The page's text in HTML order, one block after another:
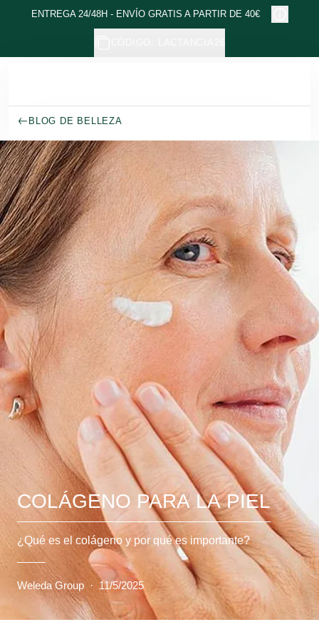
Ir al contenido principal
ENTREGA 24/48H - ENVÍO GRATIS A PARTIR DE 40€
BLOG DE BELLEZA
COLÁGENO PARA LA PIEL
¿Qué es el colágeno y por qué es importante?
Weleda Group · 11/5/2025